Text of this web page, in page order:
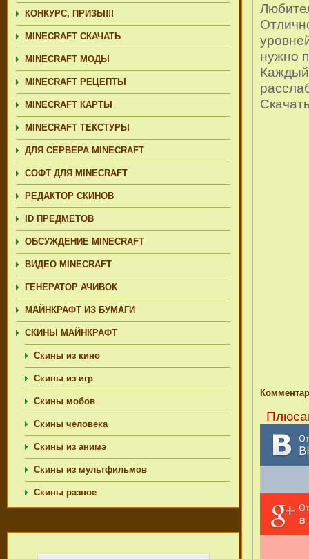
КОНКУРС, ПРИЗЫ!!!
MINECRAFT СКАЧАТЬ
MINECRAFT МОДЫ
MINECRAFT РЕЦЕПТЫ
MINECRAFT КАРТЫ
MINECRAFT ТЕКСТУРЫ
ДЛЯ СЕРВЕРА MINECRAFT
СОФТ ДЛЯ MINECRAFT
РЕДАКТОР СКИНОВ
ID ПРЕДМЕТОВ
ОБСУЖДЕНИЕ MINECRAFT
ВИДЕО MINECRAFT
ГЕНЕРАТОР АЧИВОК
МАЙНКРАФТ ИЗ БУМАГИ
СКИНЫ МАЙНКРАФТ
Скины из кино
Скины из игр
Скины мобов
Скины человека
Скины из анимэ
Скины из мультфильмов
Скины разное
нужно
Каждый